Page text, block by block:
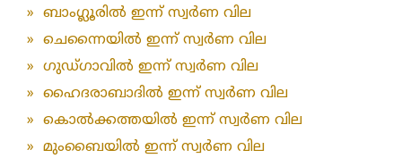
» ബാംഗ്ലൂരിൽ ഇന്ന് സ്വർണ വില
» ചെന്നൈയിൽ ഇന്ന് സ്വർണ വില
» ഗുഡ്ഗാവിൽ ഇന്ന് സ്വർണ വില
» ഹൈദരാബാദിൽ ഇന്ന് സ്വർണ വില
» കൊൽക്കത്തയിൽ ഇന്ന് സ്വർണ വില
» മുംബൈയിൽ ഇന്ന് സ്വർണ വില